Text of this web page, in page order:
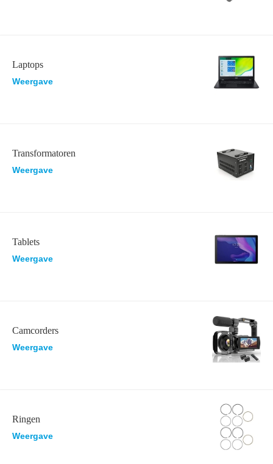
Laptops
Weergave
Transformatoren
Weergave
Tablets
Weergave
Camcorders
Weergave
Ringen
Weergave